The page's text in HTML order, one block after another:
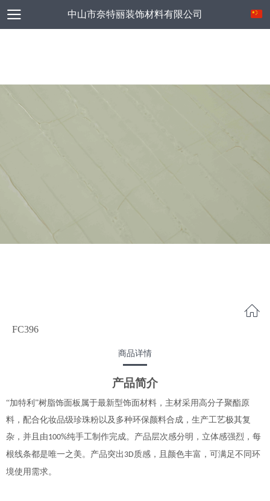
中山市奈特丽装饰材料有限公司
FC396
商品详情
产品简介
“加特利”树脂饰面板属于最新型饰面材料，主材采用高分子聚酯原
料，配合化妆品级珍珠粉以及多种环保颜料合成，生产工艺极其复
杂，并且由100%纯手工制作完成。产品层次感分明，立体感强烈，每
根线条都是唯一之美。产品突出 3D质感，且颜色丰富，可满足不同环
境使用需求。